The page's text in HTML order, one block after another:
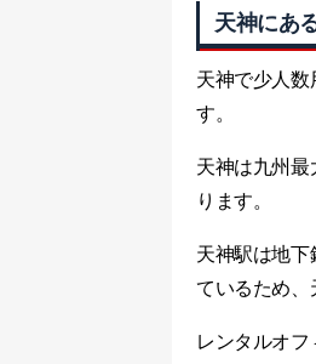
天神にあ
天神で少人
す。
天神は九州
ります。
天神駅は地
ているため、
レンタルオ